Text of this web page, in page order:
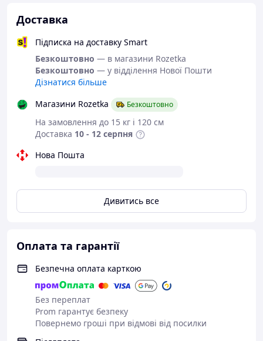
Доставка
Підписка на доставку Smart
Безкоштовно — в магазини Rozetka
Безкоштовно — у відділення Нової Пошти
Дізнатися більше
Магазини Rozetka
Безкоштовно
На замовлення до 15 кг і 120 см
Доставка 10 - 12 серпня
Нова Пошта
Дивитись все
Оплата та гарантії
Безпечна оплата карткою
Без переплат
Prom гарантує безпеку
Повернемо гроші при відмові від посилки